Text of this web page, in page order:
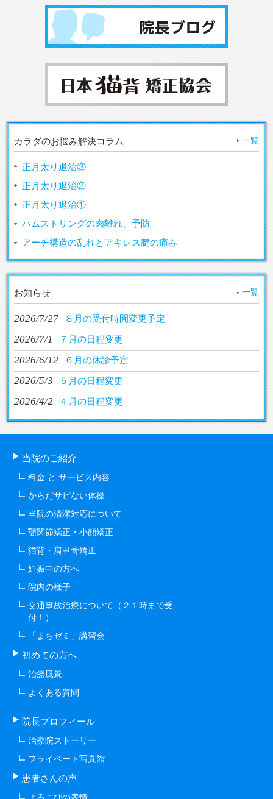
カラダのお悩み解決コラム 一覧
正月太り退治③
正月太り退治②
正月太り退治①
ハムストリングの肉離れ、予防
アーチ構造の乱れとアキレス腱の痛み
お知らせ 一覧
2026/7/27 ８月の受付時間変更予定
2026/7/1 ７月の日程変更
2026/6/12 ６月の休診予定
2026/5/3 ５月の日程変更
2026/4/2 ４月の日程変更
当院のご紹介
料金 と サービス内容
からだサビない体操
当院の清潔対応について
顎関節矯正・小顔矯正
猫背・肩甲骨矯正
妊娠中の方へ
院内の様子
交通事故治療について（２１時まで受
付！）
「まちゼミ」講習会
初めての方へ
治療風景
よくある質問
院長プロフィール
治療院ストーリー
プライベート写真館
患者さんの声